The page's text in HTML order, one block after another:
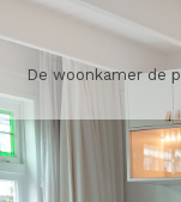
De woonkamer de